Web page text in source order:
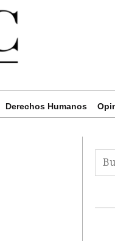
Derechos Humanos